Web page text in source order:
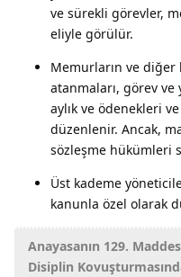
ve sürekli görevler,
eliyle görülür.
Memurların ve
atanmaları, görev
aylık ve ödenekleri
düzenlenir. Ancak,
sözleşme hükümleri
Üst kademe
kanunla özel olarak
Anayasanın 129.
Disiplin